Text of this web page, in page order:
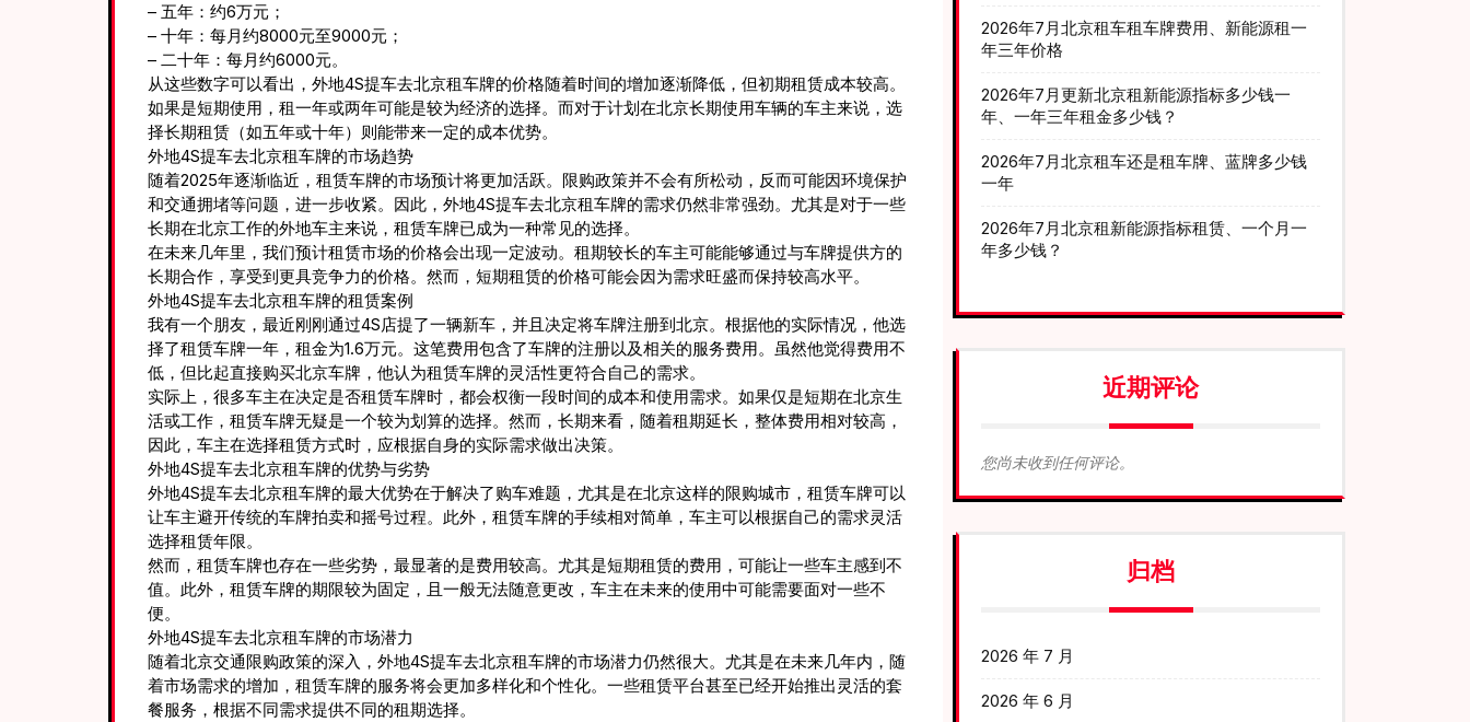
– 五年：约6万元；
– 十年：每月约8000元至9000元；
– 二十年：每月约6000元。
从这些数字可以看出，外地4S提车去北京租车牌的价格随着时间的增加逐渐降低，但初期租赁成本较高。
如果是短期使用，租一年或两年可能是较为经济的选择。而对于计划在北京长期使用车辆的车主来说，选
择长期租赁（如五年或十年）则能带来一定的成本优势。
外地4S提车去北京租车牌的市场趋势
随着2025年逐渐临近，租赁车牌的市场预计将更加活跃。限购政策并不会有所松动，反而可能因环境保护
和交通拥堵等问题，进一步收紧。因此，外地4S提车去北京租车牌的需求仍然非常强劲。尤其是对于一些
长期在北京工作的外地车主来说，租赁车牌已成为一种常见的选择。
在未来几年里，我们预计租赁市场的价格会出现一定波动。租期较长的车主可能能够通过与车牌提供方的
长期合作，享受到更具竞争力的价格。然而，短期租赁的价格可能会因为需求旺盛而保持较高水平。
外地4S提车去北京租车牌的租赁案例
我有一个朋友，最近刚刚通过4S店提了一辆新车，并且决定将车牌注册到北京。根据他的实际情况，他选
择了租赁车牌一年，租金为1.6万元。这笔费用包含了车牌的注册以及相关的服务费用。虽然他觉得费用不
低，但比起直接购买北京车牌，他认为租赁车牌的灵活性更符合自己的需求。
实际上，很多车主在决定是否租赁车牌时，都会权衡一段时间的成本和使用需求。如果仅是短期在北京生
活或工作，租赁车牌无疑是一个较为划算的选择。然而，长期来看，随着租期延长，整体费用相对较高，
因此，车主在选择租赁方式时，应根据自身的实际需求做出决策。
外地4S提车去北京租车牌的优势与劣势
外地4S提车去北京租车牌的最大优势在于解决了购车难题，尤其是在北京这样的限购城市，租赁车牌可以
让车主避开传统的车牌拍卖和摇号过程。此外，租赁车牌的手续相对简单，车主可以根据自己的需求灵活
选择租赁年限。
然而，租赁车牌也存在一些劣势，最显著的是费用较高。尤其是短期租赁的费用，可能让一些车主感到不
值。此外，租赁车牌的期限较为固定，且一般无法随意更改，车主在未来的使用中可能需要面对一些不
便。
外地4S提车去北京租车牌的市场潜力
随着北京交通限购政策的深入，外地4S提车去北京租车牌的市场潜力仍然很大。尤其是在未来几年内，随
着市场需求的增加，租赁车牌的服务将会更加多样化和个性化。一些租赁平台甚至已经开始推出灵活的套
餐服务，根据不同需求提供不同的租期选择。
2026年7月北京租车租车牌费用、新能源租一
年三年价格
2026年7月更新北京租新能源指标多少钱一
年、一年三年租金多少钱？
2026年7月北京租车还是租车牌、蓝牌多少钱
一年
2026年7月北京租新能源指标租赁、一个月一
年多少钱？
近期评论
您尚未收到任何评论。
归档
2026 年 7 月
2026 年 6 月